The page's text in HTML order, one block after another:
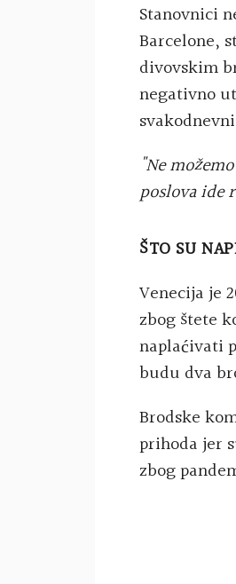
Stanovnici
Barcelone,
divovskim
negativno
"Ne
poslova ide
ŠTO SU
Venecija je
zbog štete
naplaćivati
budu dva
Brodske
prihoda jer
zbog